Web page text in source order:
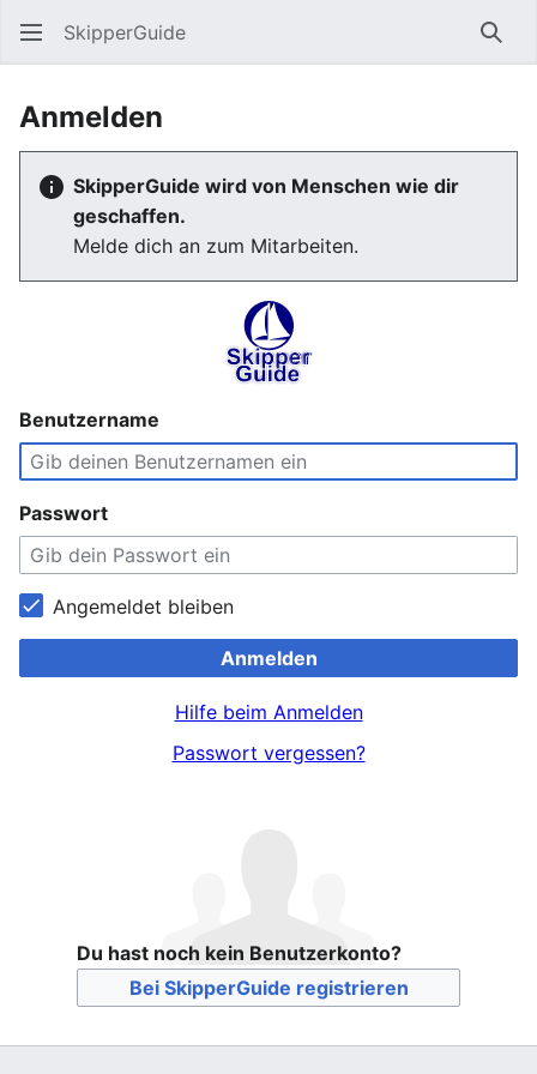
SkipperGuide
Anmelden
SkipperGuide wird von Menschen wie dir
geschaffen.
Melde dich an zum Mitarbeiten.
Benutzername
Passwort
Angemeldet bleiben
Anmelden
Hilfe beim Anmelden
Passwort vergessen?
Du hast noch kein Benutzerkonto?
Bei SkipperGuide registrieren